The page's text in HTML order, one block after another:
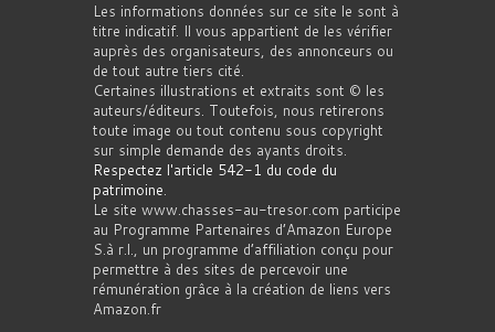
Les informations données sur ce site le sont à
titre indicatif. Il vous appartient de les vérifier
auprès des organisateurs, des annonceurs ou
de tout autre tiers cité.
Certaines illustrations et extraits sont © les
auteurs/éditeurs. Toutefois, nous retirerons
toute image ou tout contenu sous copyright
sur simple demande des ayants droits.
Respectez l'article 542-1 du code du
patrimoine.
Le site www.chasses-au-tresor.com participe
au Programme Partenaires d’Amazon Europe
S.à r.l., un programme d’affiliation conçu pour
permettre à des sites de percevoir une
rémunération grâce à la création de liens vers
Amazon.fr